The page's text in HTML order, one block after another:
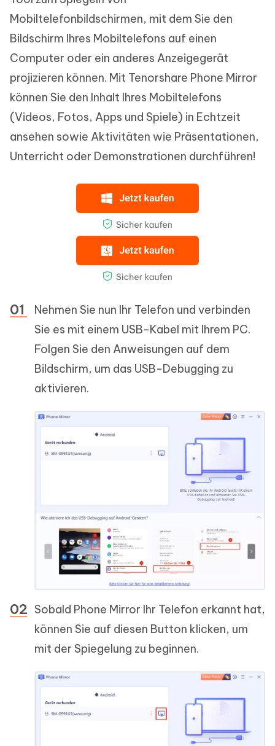
Mobiltelefonbildschirmen, mit dem Sie den
Bildschirm Ihres Mobiltelefons auf einen
Computer oder ein anderes Anzeigegerät
projizieren können. Mit Tenorshare Phone Mirror
können Sie den Inhalt Ihres Mobiltelefons
(Videos, Fotos, Apps und Spiele) in Echtzeit
ansehen sowie Aktivitäten wie Präsentationen,
Unterricht oder Demonstrationen durchführen!
Nehmen Sie nun Ihr Telefon und verbinden
Sie es mit einem USB-Kabel mit Ihrem PC.
Folgen Sie den Anweisungen auf dem
Bildschirm, um das USB-Debugging zu
aktivieren.
Sobald Phone Mirror Ihr Telefon erkannt hat,
können Sie auf diesen Button klicken, um
mit der Spiegelung zu beginnen.